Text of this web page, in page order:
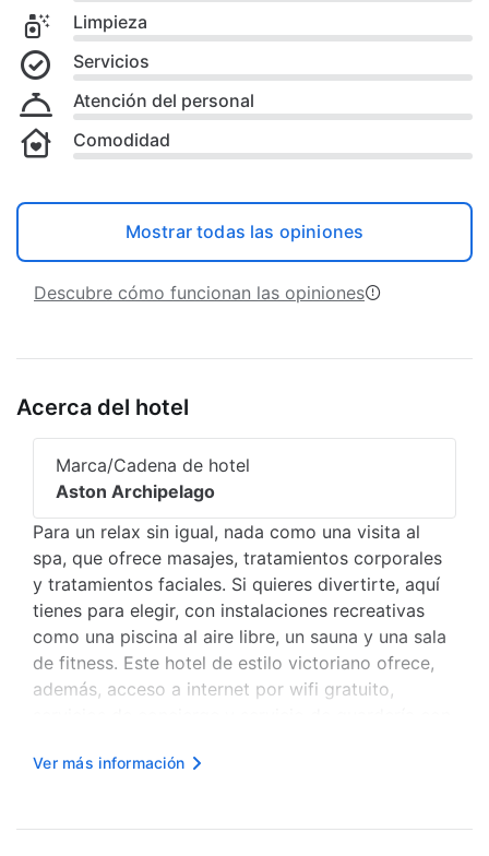
Limpieza
Servicios
Atención del personal
Comodidad
Mostrar todas las opiniones
Descubre cómo funcionan las opiniones
Acerca del hotel
Marca/Cadena de hotel
Aston Archipelago
Para un relax sin igual, nada como una visita al
spa, que ofrece masajes, tratamientos corporales
y tratamientos faciales. Si quieres divertirte, aquí
tienes para elegir, con instalaciones recreativas
como una piscina al aire libre, un sauna y una sala
de fitness. Este hotel de estilo victoriano ofrece,
además, acceso a internet por wifi gratuito,
principales sitios de interés de la zona gracias al
Ver más información